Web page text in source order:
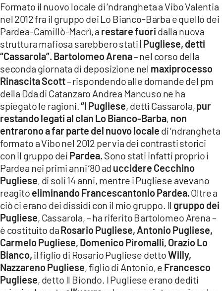
APPLE
Formato il nuovo locale di ‘ndrangheta a Vibo Valentia
nel 2012 fra il gruppo dei Lo Bianco-Barba e quello dei
Pardea-Camillò-Macrì, a restare fuori dalla nuova
struttura mafiosa sarebbero statii Pugliese, detti
“Cassarola”. Bartolomeo Arena– nel corso della
seconda giornata di deposizione nel maxiprocesso
Rinascita Scott– rispondendo alle domande del pm
della Dda di Catanzaro Andrea Mancuso ne ha
spiegato le ragioni.“I Pugliese, detti Cassarola,pur
restando legati al clan Lo Bianco-Barba, non
entrarono a far parte del nuovo locale di ‘ndrangheta
formato a Vibo nel 2012 per via dei contrasti storici
con il gruppo dei Pardea. Sono stati infatti proprio i
Pardea nei primi anni ’80 ad uccidere Cecchino
Pugliese, di soli 14 anni, mentre i Pugliese avevano
reagito eliminando Francescantonio Pardea.Oltre a
ciò ci erano dei dissidi con il mio gruppo. Il gruppo dei
Pugliese, Cassarola, – ha riferito Bartolomeo Arena –
è costituito daRosario Pugliese, Antonio Pugliese,
Carmelo Pugliese, Domenico Piromalli, Orazio Lo
Bianco, il figlio di Rosario Pugliese dettoWilly,
Nazzareno Pugliese, figlio di Antonio, e Francesco
Pugliese, detto Il Biondo. I Pugliese erano dediti